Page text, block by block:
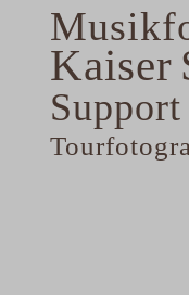
Kaiser
Support